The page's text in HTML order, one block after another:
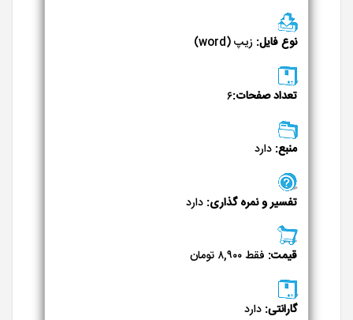
نوع فایل: زیپ (word)
تعداد صفحات:۶
منبع: دارد
تفسیر و نمره گذاری: دارد
قیمت: فقط ۸,۹۰۰ تومان
گارانتی: دارد